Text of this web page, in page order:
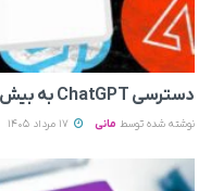
دسترسی ChatGPT به بیش از ۷۰ ابزار ادوبی با یک افزونه یکپارچه
نوشته شده توسط مانی